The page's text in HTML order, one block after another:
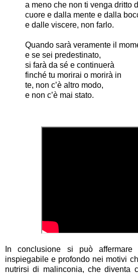
a meno che non ti venga dritto
cuore e dalla mente e dalla
e dalle viscere, non farlo.
Quando sarà veramente il
e se sei predestinato,
si farà da sé e continuerà
finché tu morirai o morirà in
te, non c’è altro modo,
e non c’è mai stato.
In conclusione si può
inspiegabile e profondo nei motivi
nutrirsi di malinconia, che diventa